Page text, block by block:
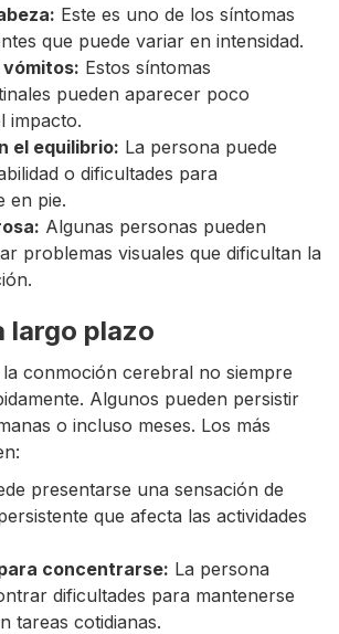
Este es uno de los síntomas
que puede variar en intensidad.
vómitos: Estos síntomas
pueden aparecer poco
impacto.
el equilibrio: La persona puede
o dificultades para
en pie.
Algunas personas pueden
problemas visuales que dificultan la
largo plazo
conmoción cerebral no siempre
Algunos pueden persistir
o incluso meses. Los más
presentarse una sensación de
que afecta las actividades
concentrarse: La persona
dificultades para mantenerse
tareas cotidianas.